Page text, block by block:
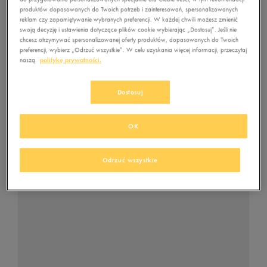
pomponami, takie jak chociażbyFeewear Ambertczyadidas
Linear Woolie, potrafią podkręcić każdą zimową stylówkę!
produktów dopasowanych do Twoich potrzeb i zainteresowań, spersonalizowanych
reklam czy zapamiętywanie wybranych preferencji. W każdej chwili możesz zmienić
swoją decyzję i ustawienia dotyczące plików cookie wybierając „Dostosuj”. Jeśli nie
chcesz otrzymywać spersonalizowanej oferty produktów, dopasowanych do Twoich
preferencji, wybierz „Odrzuć wszystkie”. W celu uzyskania więcej informacji, przeczytaj
naszą
politykę prywatności.
Dostosuj
Odrzuć wszystkie
OK